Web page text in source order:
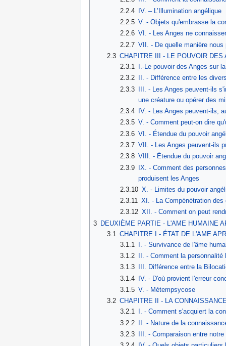
2.2.4 IV. – L’Illumination angélique
2.2.5 V. - Objets qu'embrasse la
2.2.6 VI. - Les Anges ne
2.2.7 VII. - De quelle manière
2.3 CHAPITRE III - LE POUVOIR DES
2.3.1
I.-Le pouvoir des Anges sur
2.3.2
II. - Différence entre les
2.3.3 III. - Les Anges peuvent-ils
une créature ou opérer des
2.3.4
IV. - Les Anges peuvent-ils,
2.3.5 V. - Comment peut-on dire
2.3.6 VI. - Étendue du pouvoir
2.3.7 VII. - Les Anges peuvent-ils
2.3.8 VIII. - Étendue du pouvoir
2.3.9 IX. - Comment des
produisent les Anges
2.3.10 X. - Limites du pouvoir
2.3.11 XI. - La Compénétration des
2.3.12 XII. - Comment on peut
3 DEUXIÈME PARTIE - L'AME HUMAINE
3.1
CHAPITRE I - ÉTAT DE L'AME
3.1.1
I. - Survivance de l'âme
3.1.2
II. - Comment la
3.1.3
III. Différence entre la
3.1.4
IV. - D'où provient l'erreur
3.1.5 V. - Métempsycose
3.2 CHAPITRE II - LA
3.2.1
I. - Comment s'acquiert la
3.2.2
II. - Nature de la
3.2.3
III. - Comparaison entre